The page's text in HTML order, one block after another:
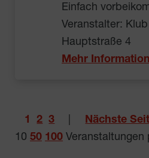
Einfach
Veranstalter:
Hauptstraße 4
Mehr
1 2 3 Nächste
10 50 100 Veranstaltungen